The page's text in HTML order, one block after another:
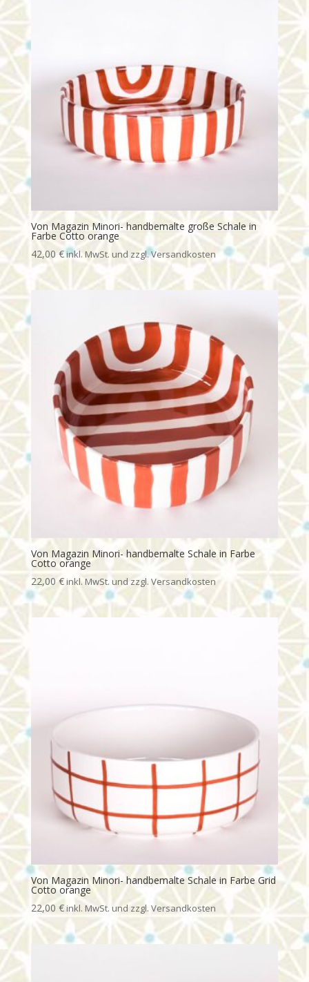
Von Magazin Minori- handbemalte große Schale in
Farbe Cotto orange
42,00€
Von Magazin Minori- handbemalte Schale in Farbe
Cotto orange
22,00 €
Von Magazin Minori- handbemalte Schale in Farbe Grid
Cotto orange
22,00 €